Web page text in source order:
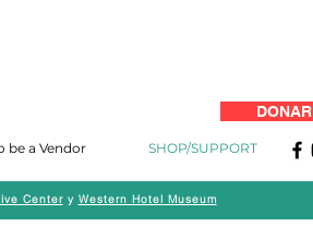
DONAR
be a Vendor SHOP/SUPPORT
Centery Western Hotel Museum